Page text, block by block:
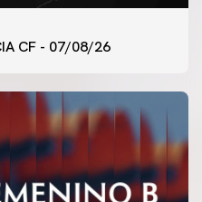
CF - 07/08/26